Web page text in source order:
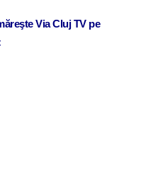
Via Cluj TV pe